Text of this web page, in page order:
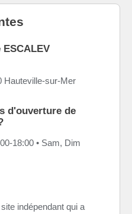
Hauteville-sur-Mer
d'ouverture de
18:00 • Sam, Dim
indépendant qui a